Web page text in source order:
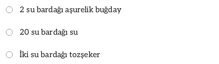
2 su bardağı aşurelik buğday
20 su bardağı su
İki su bardağı tozşeker